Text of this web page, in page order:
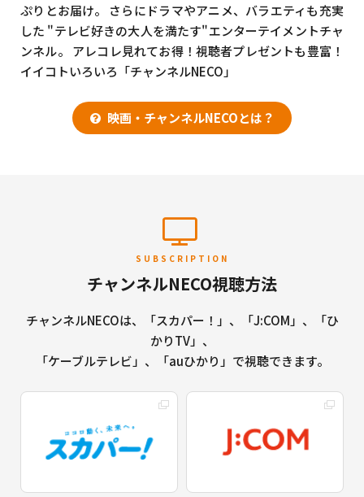
ぷりとお届け。
さらにドラマやアニメ、バラエティも充実
した "テレビ好きの大人を満たす"エンターテイメントチャ
ンネル。
アレコレ見れてお得！視聴者プレゼントも豊富！
イイコトいろいろ「チャンネルNECO」
映画・チャンネルNECOとは？
SUBSCRIPTION
チャンネルNECO視聴方法
チャンネルNECOは、「スカパー！」、「J:COM」、「ひ
かりTV」、
「ケーブルテレビ」、「auひかり」で視聴できます。